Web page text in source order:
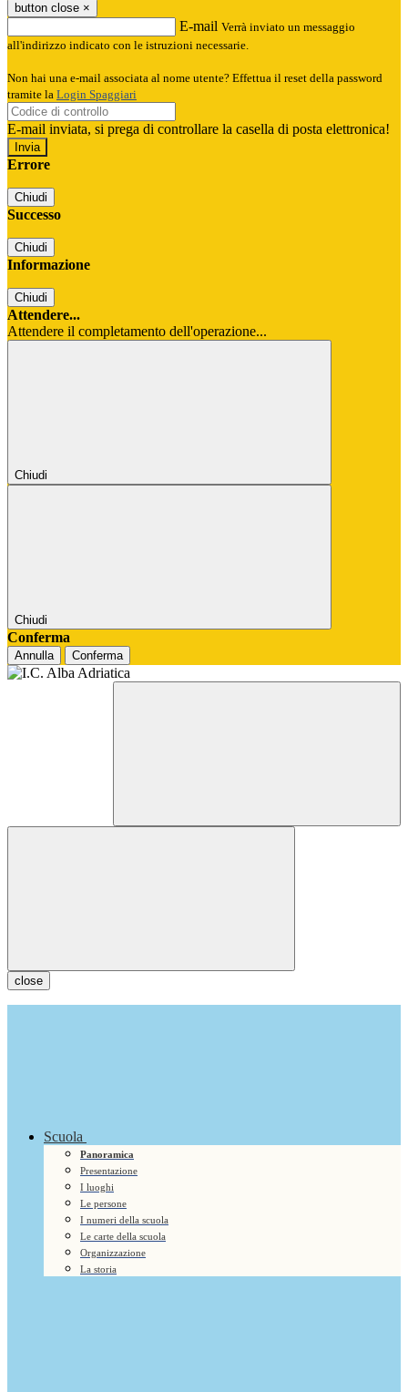
button close ×
E-mail Verrà inviato un messaggio
all'indirizzo indicato con le istruzioni necessarie.
Non hai una e-mail associata al nome utente? Effettua il reset della password
tramite la Login Spaggiari
E-mail inviata, si prega di controllare la casella di posta elettronica!
Errore
Chiudi
Successo
Chiudi
Informazione
Chiudi
Attendere...
Attendere il completamento dell'operazione...
Chiudi
Chiudi
Conferma
Annulla Conferma
close
Scuola
Panoramica
Presentazione
I luoghi
Le persone
I numeri della scuola
Le carte della scuola
Organizzazione
La storia